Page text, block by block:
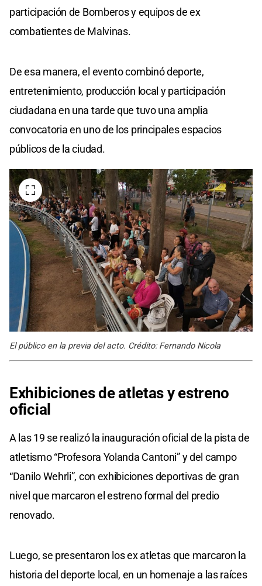
participación de Bomberos y equipos de ex
combatientes de Malvinas.
De esa manera, el evento combinó deporte,
entretenimiento, producción local y participación
ciudadana en una tarde que tuvo una amplia
convocatoria en uno de los principales espacios
públicos de la ciudad.
El público en la previa del acto. Crédito: Fernando Nicola
Exhibiciones de atletas y estreno
oficial
A las 19 se realizó la inauguración oficial de la pista de
atletismo “Profesora Yolanda Cantoni” y del campo
“Danilo Wehrli”, con exhibiciones deportivas de gran
nivel que marcaron el estreno formal del predio
renovado.
Luego, se presentaron los ex atletas que marcaron la
historia del deporte local, en un homenaje a las raíces